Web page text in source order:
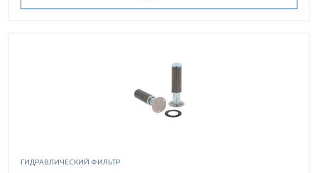
ГИДРАВЛИЧЕСКИЙ ФИЛЬТР